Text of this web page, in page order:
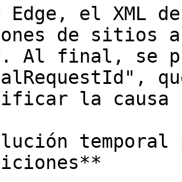
Edge, el XML
de sitios
Al final, se
la causa
temporal